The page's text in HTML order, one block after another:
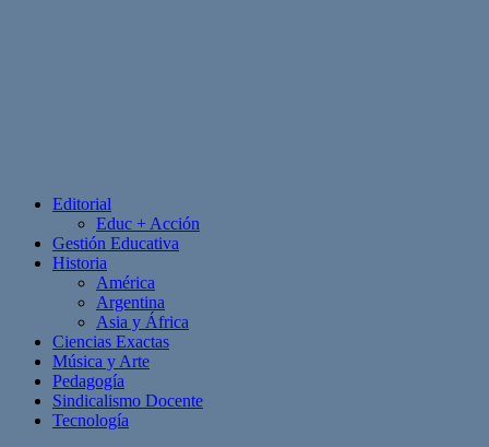
Editorial
Educ + Acción
Gestión Educativa
Historia
América
Argentina
Asia y África
Ciencias Exactas
Música y Arte
Pedagogía
Sindicalismo Docente
Tecnología